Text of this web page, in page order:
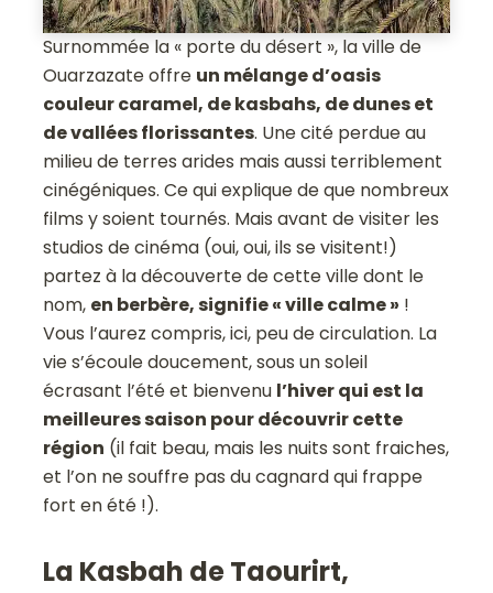
Surnommée la « porte du désert », la ville de
Ouarzazate offre un mélange d’oasis
couleur caramel, de kasbahs, de dunes et
de vallées florissantes. Une cité perdue au
milieu de terres arides mais aussi terriblement
cinégéniques. Ce qui explique de que nombreux
films y soient tournés. Mais avant de visiter les
studios de cinéma (oui, oui, ils se visitent!)
partez à la découverte de cette ville dont le
nom, en berbère, signifie « ville calme » !
Vous l’aurez compris, ici, peu de circulation. La
vie s’écoule doucement, sous un soleil
écrasant l’été et bienvenu l’hiver qui est la
meilleures saison pour découvrir cette
région (il fait beau, mais les nuits sont fraiches,
et l’on ne souffre pas du cagnard qui frappe
fort en été !).
La Kasbah de Taourirt,